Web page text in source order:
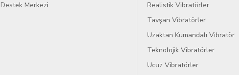
Destek Merkezi
Realistik Vibratörler
Tavşan Vibratörler
Uzaktan Kumandalı Vibratör
Teknolojik Vibratörler
Ucuz Vibratörler